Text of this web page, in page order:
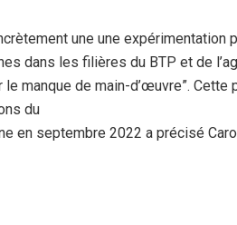
une une expérimentation
dans les filières du BTP et de
manque de main-d’œuvre”. Cette
du
en septembre 2022 a précisé